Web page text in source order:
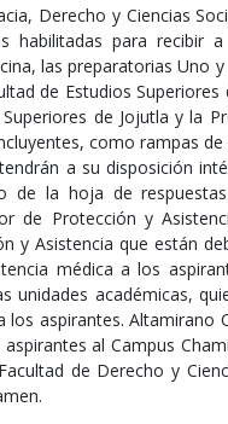
Derecho y Ciencias
habilitadas para recibir
las preparatorias Uno
de Estudios
de Jojutla y la
como rampas
a su disposición
de la hoja de
de Protección y
y Asistencia que están
médica a los
unidades académicas,
los aspirantes.
al Campus
de Derecho y